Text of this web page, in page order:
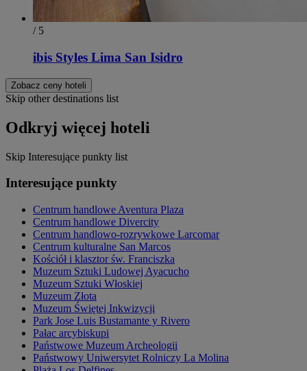
/ 5
ibis Styles Lima San Isidro
Zobacz ceny hoteli
Skip other destinations list
Odkryj więcej hoteli
Skip Interesujące punkty list
Interesujące punkty
Centrum handlowe Aventura Plaza
Centrum handlowe Divercity
Centrum handlowo-rozrywkowe Larcomar
Centrum kulturalne San Marcos
Kościół i klasztor św. Franciszka
Muzeum Sztuki Ludowej Ayacucho
Muzeum Sztuki Włoskiej
Muzeum Złota
Muzeum Świętej Inkwizycji
Park Jose Luis Bustamante y Rivero
Pałac arcybiskupi
Państwowe Muzeum Archeologii
Państwowy Uniwersytet Rolniczy La Molina